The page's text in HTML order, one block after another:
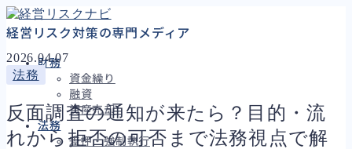
経営リスク対策の専門メディア
財務
資金繰り
融資
資産売却
法務
差押・強制執行
2026.04.07
法務
反面調査の通知が来たら？目的・流
れから拒否の可否まで法務視点で解